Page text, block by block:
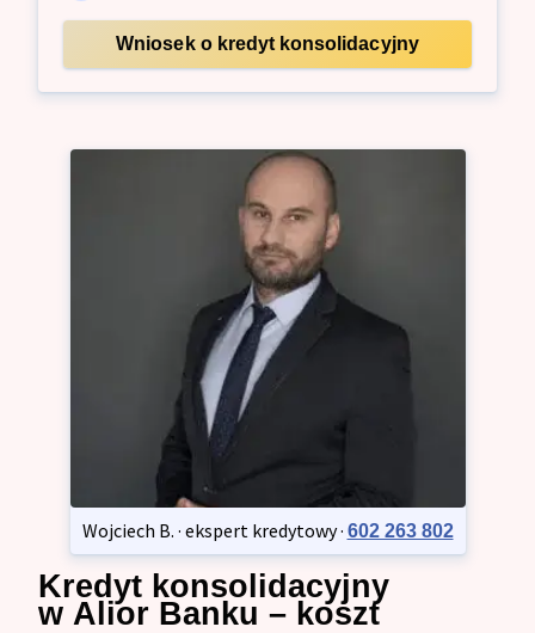
Wniosek o kredyt konsolidacyjny
Wojciech B. · ekspert kredytowy · 602 263 802
Kredyt konsolidacyjny
w Alior Banku – koszt